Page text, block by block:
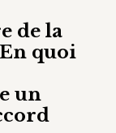
de la
quoi
un